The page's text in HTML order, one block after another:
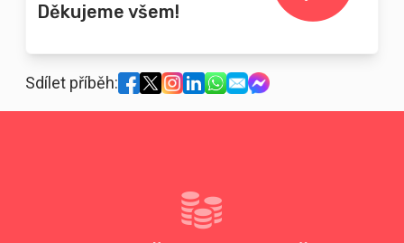
Děkujeme všem!
Sdílet příběh: